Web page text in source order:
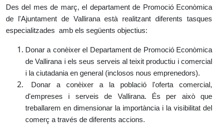
Des del mes de març, el departament de Promoció Econòmica
de l'Ajuntament de Vallirana està realitzant diferents tasques
especialitzades amb els següents objectius:
Donar a conèixer el Departament de Promoció Econòmica
de Vallirana i els seus serveis al teixit productiu i comercial
i la ciutadania en general (inclosos nous emprenedors).
Donar a conèixer a la població l'oferta comercial,
d'empreses i serveis de Vallirana. És per això que
treballarem en dimensionar la importància i la visibilitat del
comerç a través de diferents accions.